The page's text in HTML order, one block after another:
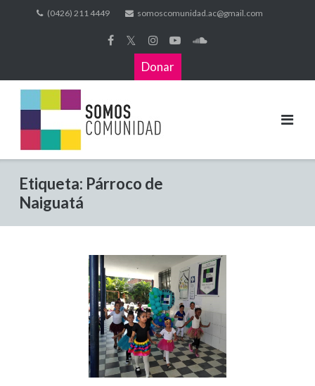
(0426) 211 4449 somoscomunidad.ac@gmail.com
𝕏
Donar
Etiqueta: Párroco de
Naiguatá